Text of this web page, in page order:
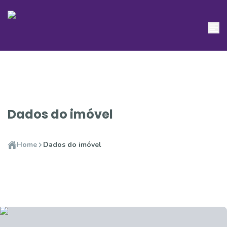
Dados do imóvel
Home Dados do imóvel